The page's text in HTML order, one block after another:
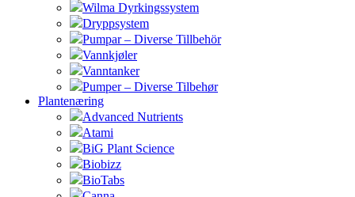
Wilma Dyrkingssystem
Dryppsystem
Pumpar – Diverse Tillbehör
Vannkjøler
Vanntanker
Pumper – Diverse Tilbehør
Plantenæring
Advanced Nutrients
Atami
BiG Plant Science
Biobizz
BioTabs